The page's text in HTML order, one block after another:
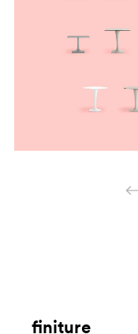
finiture